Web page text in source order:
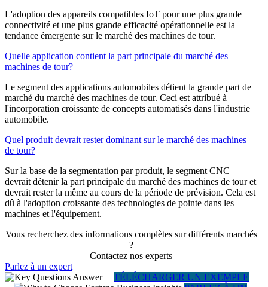
L'adoption des appareils compatibles IoT pour une plus grande
connectivité et une plus grande efficacité opérationnelle est la
tendance émergente sur le marché des machines de tour.
Quelle application contient la part principale du marché des
machines de tour?
Le segment des applications automobiles détient la grande part de
marché du marché des machines de tour. Ceci est attribué à
l'incorporation croissante de concepts automatisés dans l'industrie
automobile.
Quel produit devrait rester dominant sur le marché des machines
de tour?
Sur la base de la segmentation par produit, le segment CNC
devrait détenir la part principale du marché des machines de tour et
devrait rester la même au cours de la période de prévision. Cela est
dû à l'adoption croissante des technologies de pointe dans les
machines et l'équipement.
Vous recherchez des informations complètes sur différents marchés
?
Contactez nos experts
Parlez à un expert
TÉLÉCHARGER UN EXEMPLE